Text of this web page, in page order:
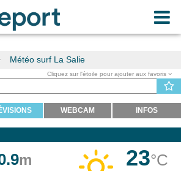
Météo surf La Salie
Cliquez sur l'étoile pour ajouter aux favoris
WEBCAM INFOS
m 23°C